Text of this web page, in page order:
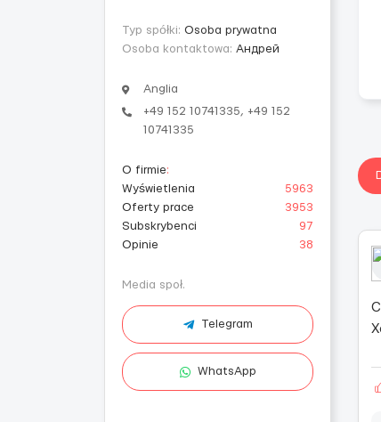
Typ spółki: Osoba prywatna
Osoba kontaktowa: Андрей
Anglia
+49 152 10741335, +49 152
10741335
O firmie:
Wyświetlenia
5963
Oferty prace
3953
Subskrybenci
97
Opinie
38
Media społ.
Telegram
WhatsApp